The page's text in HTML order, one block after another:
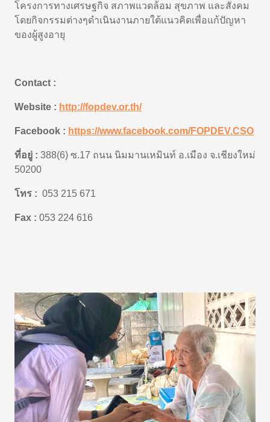
โครงการทางเศรษฐกิจ สภาพแวดล้อม สุขภาพ และสังคม
โดยกิจกรรมต่างๆดำเนินงานภายใต้แนวคิดเพื่อแก้ปัญหา
ของผู้สูงอายุ
Contact :
Website : http://fopdev.or.th/
Facebook : https://www.facebook.com/FOPDEV.CSO
ที่อยู่ : 388(6) ซ.17 ถนน นิมมานเหมินท์ อ.เมือง จ.เชียงใหม่
50200
โทร : 053 215 671
Fax : 053 224 616